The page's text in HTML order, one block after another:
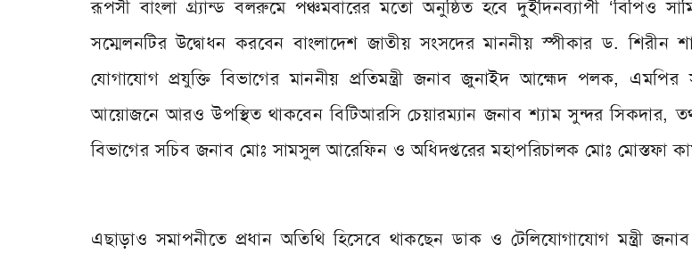
রূপসী বাংলা গ্র্যান্ড বলরুমে পঞ্চমবারের মতো অনুষ্ঠিত হবে দুইদিনব্যাপী ‘বিপিও
সম্মেলনটির উদ্বোধন করবেন বাংলাদেশ জাতীয় সংসদের মাননীয় স্পীকার ড. শিরীন
যোগাযোগ প্রযুক্তি বিভাগের মাননীয় প্রতিমন্ত্রী জনাব জুনাইদ আহ্মেদ পলক, এমপির
আয়োজনে আরও উপস্থিত থাকবেন বিটিআরসি চেয়ারম্যান জনাব শ্যাম সুন্দর সিকদার,
বিভাগের সচিব জনাব মোঃ সামসুল আরেফিন ও অধিদপ্তরের মহাপরিচালক মোঃ মোস্তফা
এছাড়াও সমাপনীতে প্রধান অতিথি হিসেবে থাকছেন ডাক ও টেলিযোগাযোগ মন্ত্রী